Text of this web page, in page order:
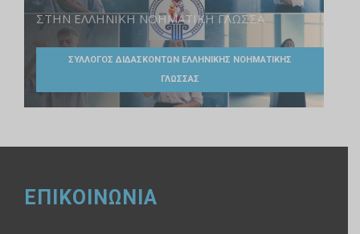
ΣΤΗΝ ΕΛΛΗΝΙΚΗ ΝΟΗΜΑΤΙΚΗ ΓΛΩΣΣΑ
ΣΥΛΛΟΓΟΣ ΔΙΔΑΣΚΟΝΤΩΝ ΕΛΛΗΝΙΚΗΣ ΝΟΗΜΑΤΙΚΗΣ
ΓΛΩΣΣΑΣ
ΕΠΙΚΟΙΝΩΝΙΑ